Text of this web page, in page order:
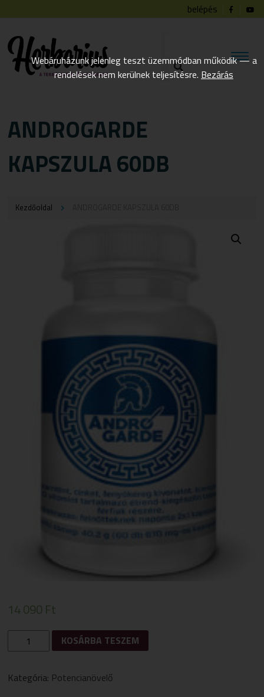
belépés
ANDROGARDE
KAPSZULA 60DB
Kezdőoldal
14 090 Ft
KAPSZULA
KOSÁRBA TESZEM
Kategória: Potencianövelő
Webáruházunk jelenleg teszt üzemmódban működik — a
rendelések nem kerülnek teljesítésre. Bezárás